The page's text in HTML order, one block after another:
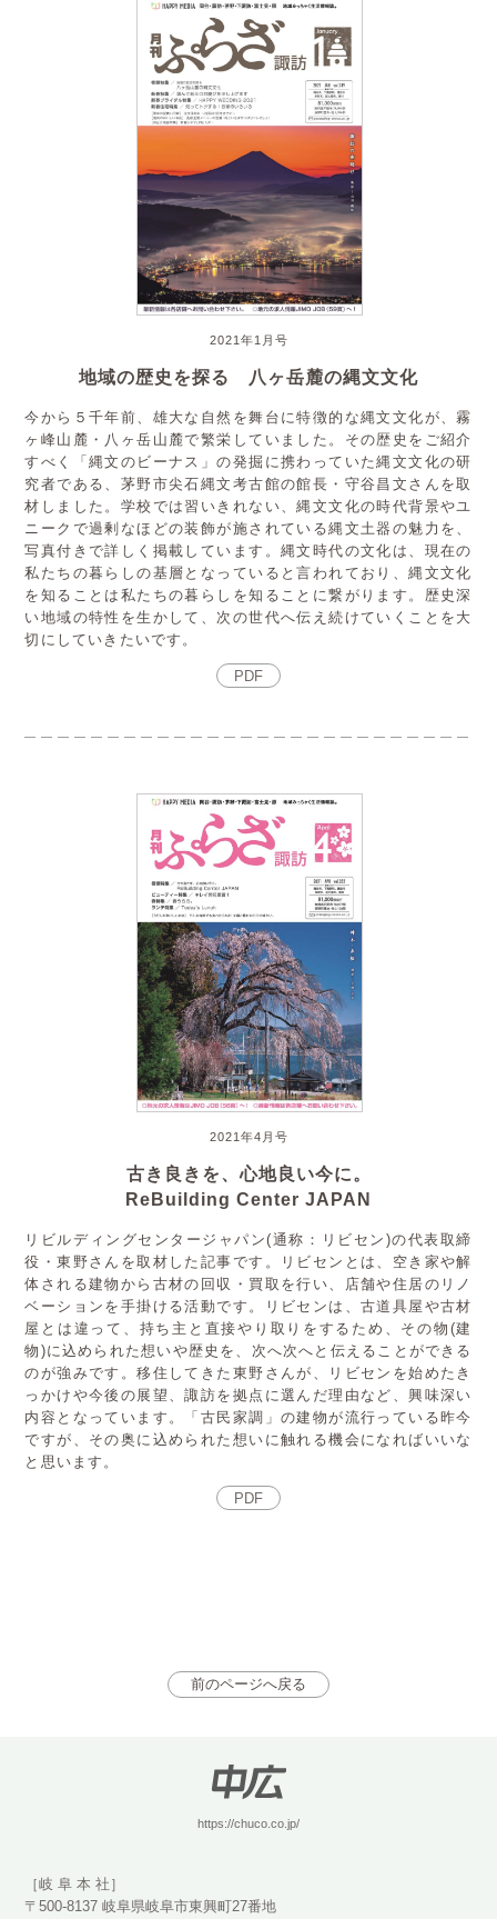
2021年1月号
地域の歴史を探る 八ヶ岳麓の縄文文化
今から５千年前、雄大な自然を舞台に特徴的な縄文文化が、霧
ヶ峰山麓・八ヶ岳山麓で繁栄していました。その歴史をご紹介
すべく「縄文のビーナス」の発掘に携わっていた縄文文化の研
究者である、茅野市尖石縄文考古館の館長・守谷昌文さんを取
材しました。学校では習いきれない、縄文文化の時代背景やユ
ニークで過剰なほどの装飾が施されている縄文土器の魅力を、
写真付きで詳しく掲載しています。縄文時代の文化は、現在の
私たちの暮らしの基層となっていると言われており、縄文文化
を知ることは私たちの暮らしを知ることに繋がります。歴史深
い地域の特性を生かして、次の世代へ伝え続けていくことを大
切にしていきたいです。
PDF
2021年4月号
古き良きを、心地良い今に。
ReBuilding Center JAPAN
リビルディングセンタージャパン(通称：リビセン)の代表取締
役・東野さんを取材した記事です。リビセンとは、空き家や解
体される建物から古材の回収・買取を行い、店舗や住居のリノ
ベーションを手掛ける活動です。リビセンは、古道具屋や古材
屋とは違って、持ち主と直接やり取りをするため、その物(建
物)に込められた想いや歴史を、次へ次へと伝えることができる
のが強みです。移住してきた東野さんが、リビセンを始めたき
っかけや今後の展望、諏訪を拠点に選んだ理由など、興味深い
内容となっています。「古民家調」の建物が流行っている昨今
ですが、その奥に込められた想いに触れる機会になればいいな
と思います。
PDF
前のページへ戻る
https://chuco.co.jp/
［岐 阜 本 社］
〒500-8137 岐阜県岐阜市東興町27番地